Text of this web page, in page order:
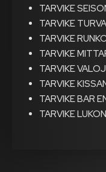
TARVIKE
TARVIKE
TARVIKE
TARVIKE
TARVIKE
TARVIKE
TARVIKE BAR
TARVIKE